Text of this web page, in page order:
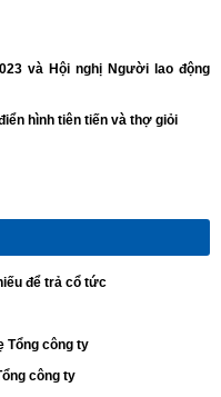
và Hội nghị Người lao động
hình tiên tiến và thợ giỏi
để trả cổ tức
Tổng công ty
công ty